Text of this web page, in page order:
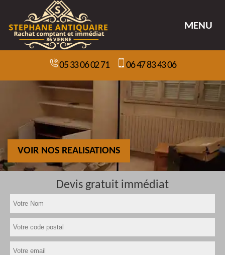
MENU
05 33 06 02 71 06 47 83 43 06
VOIR NOS REALISATIONS
Devis gratuit immédiat